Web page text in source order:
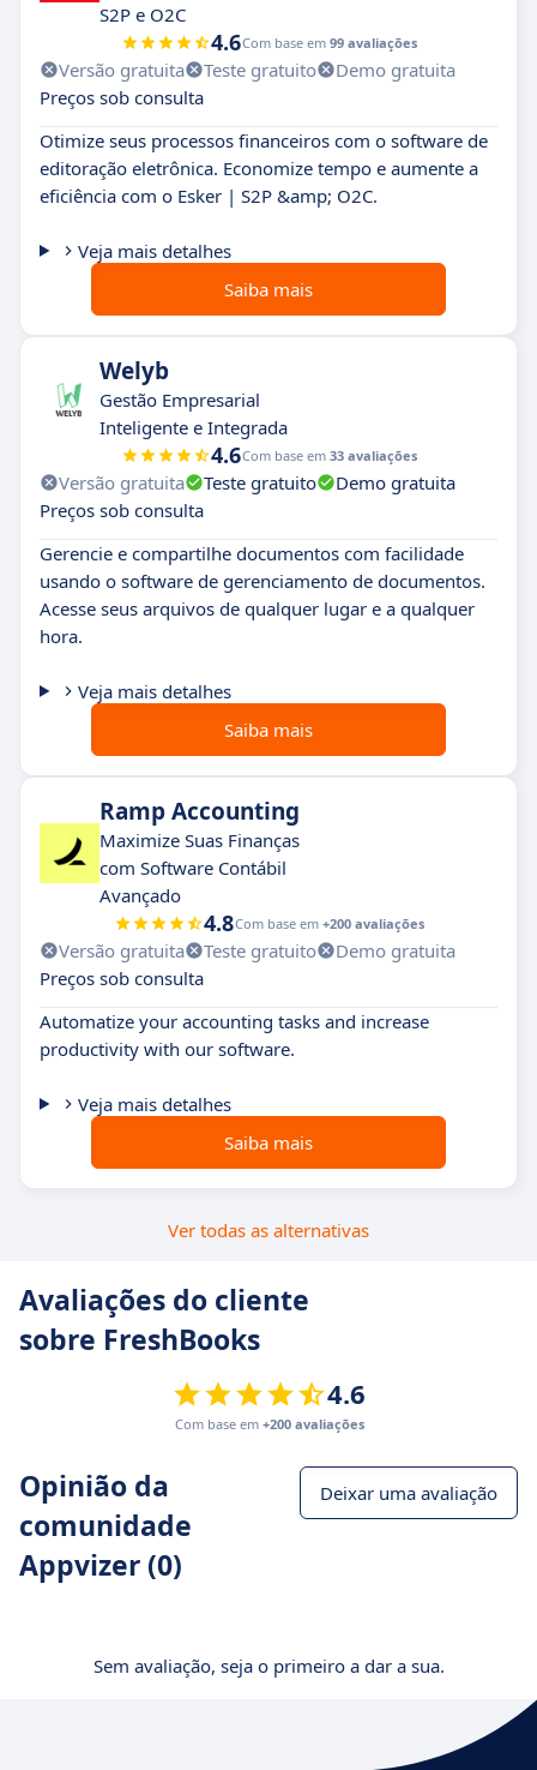
S2P e O2C
4.6Com base em 99 avaliações
Versão gratuita Teste gratuito
Demo gratuita
Preços sob consulta
Otimize seus processos financeiros com o software de
editoração eletrônica. Economize tempo e aumente a
eficiência com o Esker | S2P &amp; O2C.
Veja mais detalhes
Saiba mais
Welyb
Gestão Empresarial
Inteligente e Integrada
4.6Com base em 33 avaliações
Versão gratuita Teste gratuito
Demo gratuita
Preços sob consulta
Gerencie e compartilhe documentos com facilidade
usando o software de gerenciamento de documentos.
Acesse seus arquivos de qualquer lugar e a qualquer
hora.
Veja mais detalhes
Saiba mais
Ramp Accounting
Maximize Suas Finanças
com Software Contábil
Avançado
4.8Com base em +200 avaliações
Versão gratuita Teste gratuito
Demo gratuita
Preços sob consulta
Automatize your accounting tasks and increase
productivity with our software.
Veja mais detalhes
Saiba mais
Ver todas as alternativas
Avaliações do cliente
sobre FreshBooks
4.6
Com base em +200 avaliações
Opinião da
comunidade
Appvizer (0)
Deixar uma avaliação
Sem avaliação, seja o primeiro a dar a sua.